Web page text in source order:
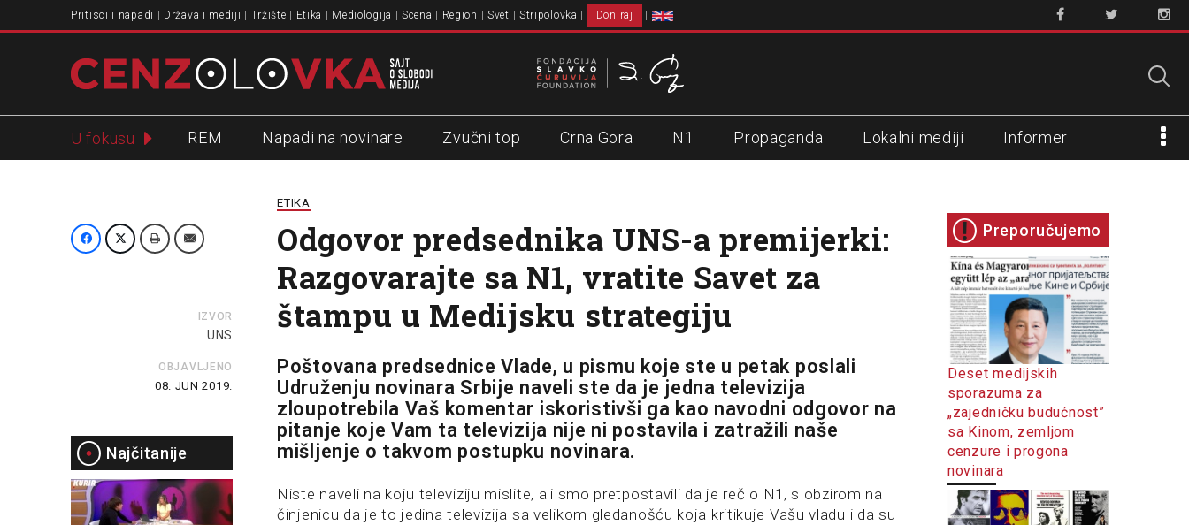
Pritisci i napadi Država i mediji Tržište Etika Mediologija Scena Region Svet Stripolovka Doniraj
U fokusu REM Napadi na novinare Zvučni top Crna Gora N1 Propaganda Lokalni mediji Informer
IZVOR
UNS
OBJAVLJENO
08. JUN 2019.
Najčitanije
ETIKA
Odgovor predsednika UNS-a premijerki:
Razgovarajte sa N1, vratite Savet za
štampu u Medijsku strategiju
Poštovana predsednice Vlade, u pismu koje ste u petak poslali
Udruženju novinara Srbije naveli ste da je jedna televizija
zloupotrebila Vaš komentar iskoristivši ga kao navodni odgovor na
pitanje koje Vam ta televizija nije ni postavila i zatražili naše
mišljenje o takvom postupku novinara.
Niste naveli na koju televiziju mislite, ali smo pretpostavili da je reč o N1, s obzirom na
činjenicu da je to jedina televizija sa velikom gledanošću koja kritikuje Vašu vladu i da su
Preporučujemo
Deset medijskih
sporazuma za
„zajedničku budućnost”
sa Kinom, zemljom
cenzure i progona
novinara